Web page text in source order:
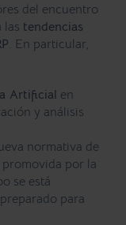
del encuentro
las tendencias
. En particular,
Artificial en
y análisis
normativa de
por la
se está
para